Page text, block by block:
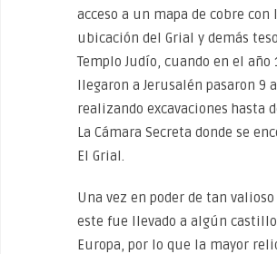
acceso a un mapa de cobre con
ubicación del Grial y demás
Templo Judío, cuando en el año
llegaron a Jerusalén pasaron 9
realizando excavaciones hasta
La Cámara Secreta donde se
El Grial.
Una vez en poder de tan
este fue llevado a algún
Europa, por lo que la mayor